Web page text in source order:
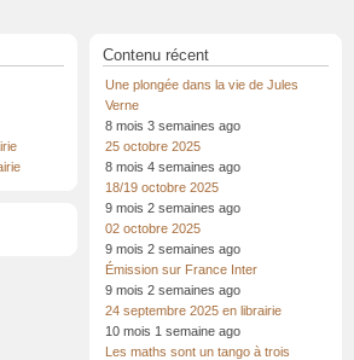
Contenu récent
Une plongée dans la vie de Jules
Verne
8 mois 3 semaines ago
25 octobre 2025
8 mois 4 semaines ago
18/19 octobre 2025
9 mois 2 semaines ago
02 octobre 2025
9 mois 2 semaines ago
Émission sur France Inter
9 mois 2 semaines ago
24 septembre 2025 en librairie
10 mois 1 semaine ago
Les maths sont un tango à trois